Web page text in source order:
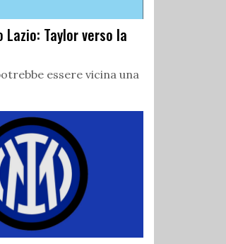
Taylor verso la
essere vicina una